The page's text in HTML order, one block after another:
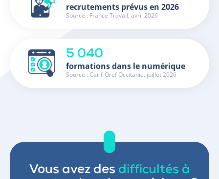
recrutements prévus en 2026
Source : France Travail, avril 2026
5 040
formations dans le numérique
Source : Carif-Oref Occitanie, juillet 2026
Vous avez des difficultés à